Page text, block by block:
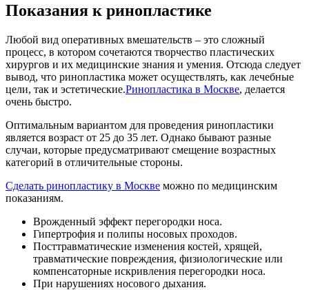
Показания к ринопластике
Любой вид оперативных вмешательств – это сложный
процесс, в котором сочетаются творчество пластических
хирургов и их медицинские знания и умения. Отсюда следует
вывод, что ринопластика может осуществлять, как лечебные
цели, так и эстетические.Ринопластика в Москве, делается
очень быстро.
Оптимальным вариантом для проведения ринопластики
является возраст от 25 до 35 лет. Однако бывают разные
случаи, которые предусматривают смещение возрастных
категорий в отличительные стороны.
Сделать ринопластику в Москве можно по медицинским
показаниям.
Врожденный эффект перегородки носа.
Гипертрофия и полипы носовых проходов.
Посттравматические изменения костей, хрящей,
травматические повреждения, физиологические или
компенсаторные искривления перегородки носа.
При нарушениях носового дыхания.